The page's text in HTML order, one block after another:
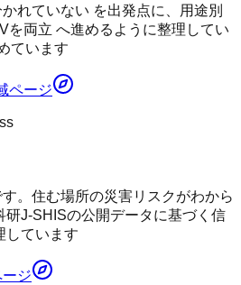
れていない を出発点に、用途別
を両立 へ進めるように整理してい
ています
ページ
。住む場所の災害リスクがわから
研J-SHISの公開データに基づく信
しています
ジ